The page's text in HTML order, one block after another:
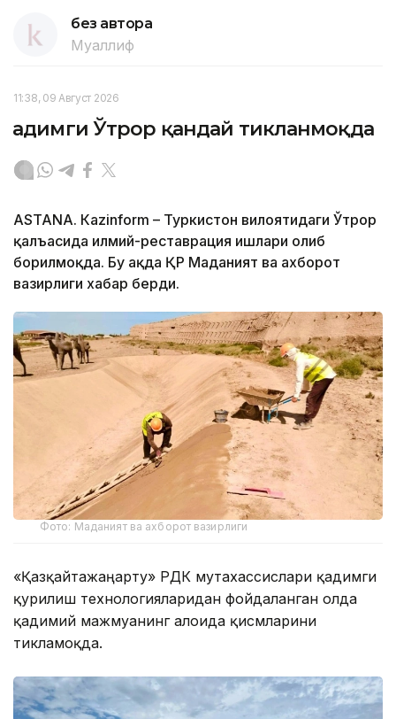
без автора
Муаллиф
11:38, 09 Август 2026
Қадимги Ўтрор қандай тикланмоқда
ASTANА. Кazinform – Туркистон вилоятидаги Ўтрор
қалъасида илмий-реставрация ишлари олиб
борилмоқда. Бу ҳақда ҚР Маданият ва ахборот
вазирлиги хабар берди.
Фото: Маданият ва ахборот вазирлиги
«Қазқайтажаңарту» РДК мутахассислари қадимги
қурилиш технологияларидан фойдаланган ҳолда
қадимий мажмуанинг алоҳида қисмларини
тикламоқда.